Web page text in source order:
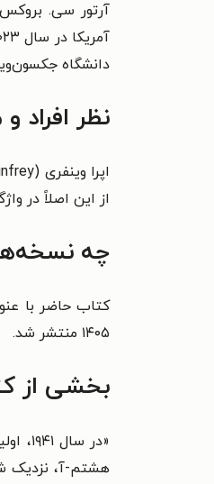
دانشگاه جکسون‌ویل در سال ۲۰۱۸، دانشگاه اَوه ماریا در سال ۲۰۱۵ و کالج
نظر افراد
اپرا وینفری (Oprah Winfrey):
از این اصلاً در
چه
کتاب حاضر با
۱۴۰۵ منتشر شد.
بخشی از
«
در
هشتم-آ، نزدیک